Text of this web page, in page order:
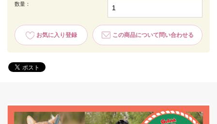
数量：
お気に入り登録 この商品について問い合わせる